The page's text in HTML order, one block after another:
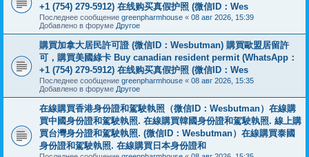
+1 (754) 279-5912) 在线购买真假护照 (微信ID：Wes
Последнее сообщение greenpharmhouse « 08 авг 2026, 15:39
Добавлено в форуме Другое
購買加拿大居民許可證 (微信ID：Wesbutman) 購買歐盟居留許
可，購買美國綠卡 Buy canadian resident permit (WhatsApp：
+1 (754) 279-5912) 在线购买真假护照 (微信ID：Wes
Последнее сообщение greenpharmhouse « 08 авг 2026, 15:35
Добавлено в форуме Другое
在線購買香港身份證和駕駛執照（微信ID：Wesbutman）在線購
買中國身份證和駕駛執照. 在線購買韓國身份證和駕駛執照. 線上購
買台灣身分證和駕駛執照. (微信ID：Wesbutman）在線購買泰國
身份證和駕駛執照. 在線購買日本身份證和